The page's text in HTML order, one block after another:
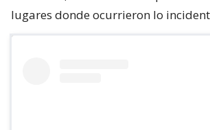
lugares donde ocurrieron lo